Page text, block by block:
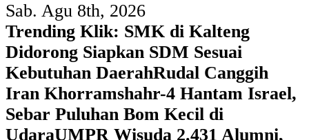
Sab. Agu 8th, 2026
Trending Klik: SMK di Kalteng
Didorong Siapkan SDM Sesuai
Kebutuhan DaerahRudal Canggih
Iran Khorramshahr-4 Hantam Israel,
Sebar Puluhan Bom Kecil di
UdaraUMPR Wisuda 2.431 Alumni,